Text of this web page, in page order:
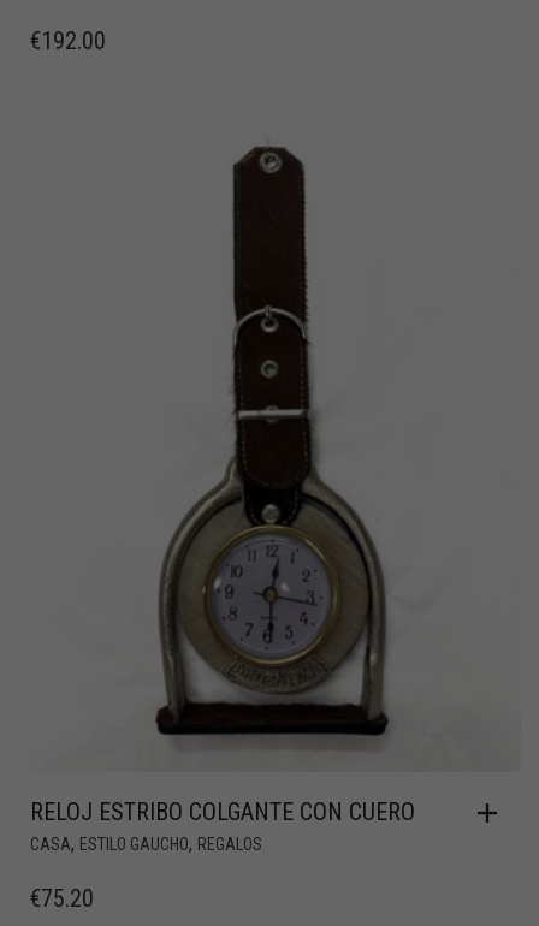
€192.00
RELOJ ESTRIBO COLGANTE CON CUERO
CASA, ESTILO GAUCHO, REGALOS
€75.20